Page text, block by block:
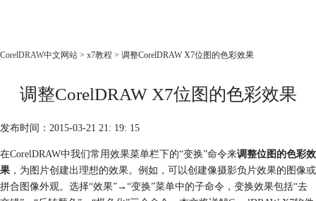
首页
产品
老用户福利
下载
CorelDRAW中文网站 > x7教程 > 调整CorelDRAW X7位图的色彩效果
调整CorelDRAW X7位图的色彩效果
发布时间：2015-03-21 21: 19: 15
在CorelDRAW中我们常用效果菜单栏下的“变换”命令来调整位图的色彩效
果 ，为图片创建出理想的效果。例如，可以创建像摄影负片效果的图像或
拼合图像外观。选择“效果”→“变换”菜单中的子命令，变换效果包括“去